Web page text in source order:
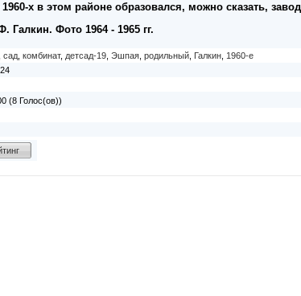
х в этом районе образовался, можно сказать,
Галкин. Фото 1964 - 1965 гг.
сад комбинат, детсад-19 Эшпая родильный Галкин 1960-е
(8 Голос(ов))